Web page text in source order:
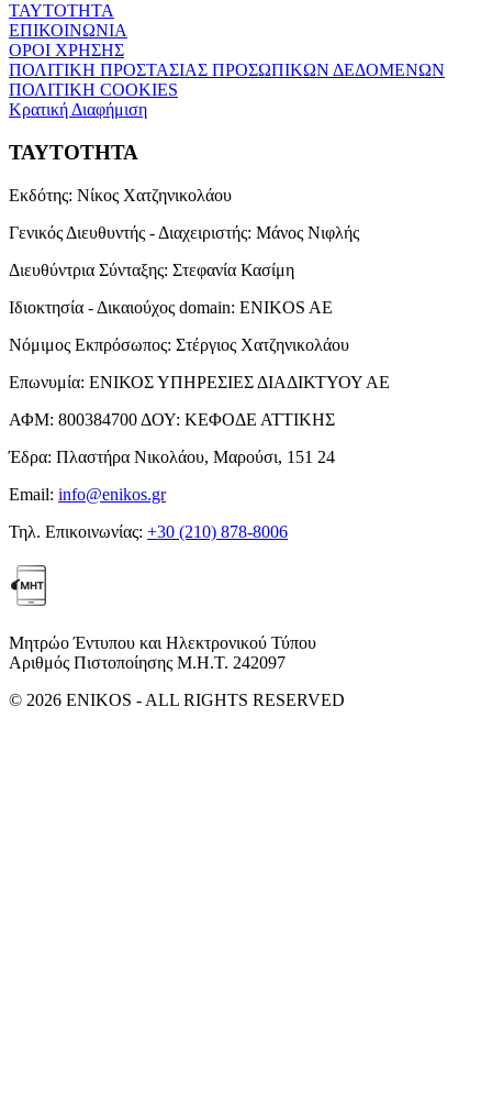
ΤΑΥΤΟΤΗΤΑ
ΕΠΙΚΟΙΝΩΝΙΑ
ΟΡΟΙ ΧΡΗΣΗΣ
ΠΟΛΙΤΙΚΗ ΠΡΟΣΤΑΣΙΑΣ ΠΡΟΣΩΠΙΚΩΝ ΔΕΔΟΜΕΝΩΝ
ΠΟΛΙΤΙΚΗ COOKIES
Κρατική Διαφήμιση
ΤΑΥΤΟΤΗΤΑ
Εκδότης: Νίκος Χατζηνικολάου
Γενικός Διευθυντής - Διαχειριστής: Μάνος Νιφλής
Διευθύντρια Σύνταξης: Στεφανία Κασίμη
Ιδιοκτησία - Δικαιούχος domain: ENIKOS AE
Νόμιμος Εκπρόσωπος: Στέργιος Χατζηνικολάου
Επωνυμία: ΕΝΙΚΟΣ ΥΠΗΡΕΣΙΕΣ ΔΙΑΔΙΚΤΥΟΥ ΑΕ
ΑΦΜ: 800384700 ΔΟΥ: ΚΕΦΟΔΕ ΑΤΤΙΚΗΣ
Έδρα: Πλαστήρα Νικολάου, Μαρούσι, 151 24
Email: info@enikos.gr
Τηλ. Επικοινωνίας: +30 (210) 878-8006
Μητρώο Έντυπου και Ηλεκτρονικού Τύπου
Αριθμός Πιστοποίησης Μ.Η.Τ. 242097
© 2026 ENIKOS - ALL RIGHTS RESERVED